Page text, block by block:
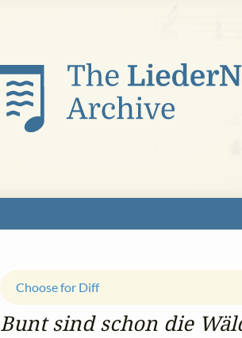
Bunt sind schon die
Choose for Diff